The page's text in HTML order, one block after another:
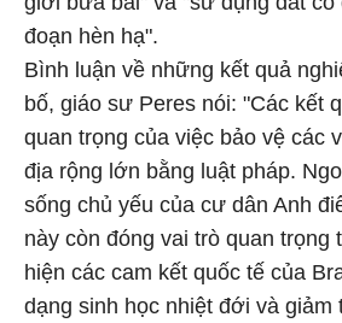
đoạn hèn hạ".
Bình luận về những kết quả
bố, giáo sư Peres nói: "Các kết
quan trọng của việc bảo vệ các
địa rộng lớn bằng luật pháp.
sống chủ yếu của cư dân Anh
này còn đóng vai trò quan trọng
hiện các cam kết quốc tế của
dạng sinh học nhiệt đới và giảm